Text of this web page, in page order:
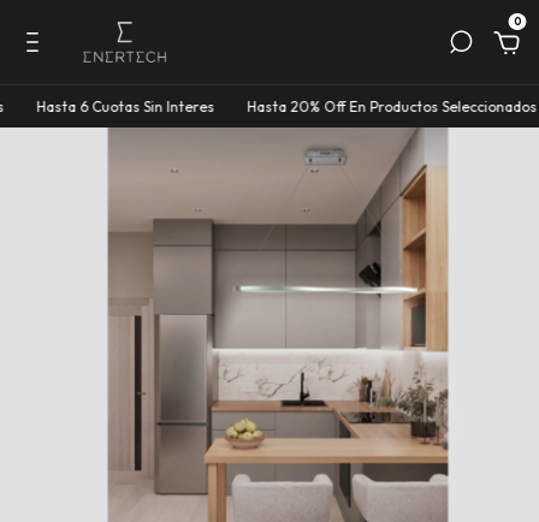
0
6 Cuotas Sin Interes Hasta 20% Off En Productos Seleccionados